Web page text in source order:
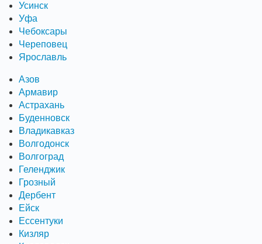
Усинск
Уфа
Чебоксары
Череповец
Ярославль
Азов
Армавир
Астрахань
Буденновск
Владикавказ
Волгодонск
Волгоград
Геленджик
Грозный
Дербент
Ейск
Ессентуки
Кизляр